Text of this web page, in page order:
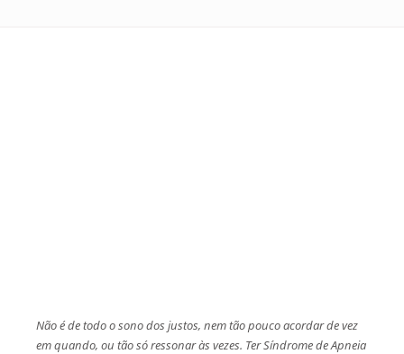
Não é de todo o sono dos justos, nem tão pouco acordar de vez
em quando, ou tão só ressonar às vezes. Ter Síndrome de Apneia